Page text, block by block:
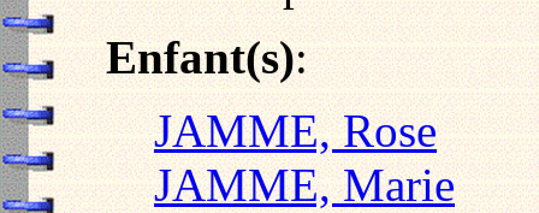
Enfant(s):
JAMME, Rose
JAMME, Marie